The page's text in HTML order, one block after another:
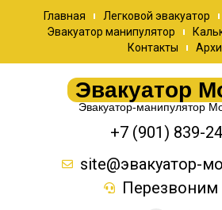
Главная Легковой эвакуатор
Эвакуатор манипулятор
Контакты
Эвакуатор
Эвакуатор-манипулятор
+7 (901) 839-
site@эвакуатор-
Перезвоним